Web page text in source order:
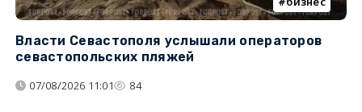
Власти Севастополя услышали операторов
севастопольских пляжей
07/08/2026 11:01 84